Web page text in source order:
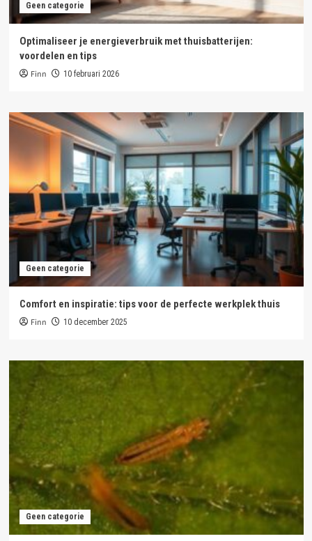
Geen categorie
Optimaliseer je energieverbruik met thuisbatterijen:
voordelen en tips
Finn 10 februari 2026
Geen categorie
Comfort en inspiratie: tips voor de perfecte werkplek thuis
Finn 10 december 2025
Geen categorie